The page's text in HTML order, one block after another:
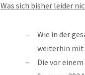
Was sich bisher leider
Wie in der
weiterhin mit
Die vor